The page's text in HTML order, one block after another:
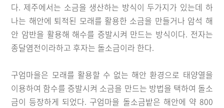
다. 제주에서는 소금을 생산하는 방식이 두가지가 있는데 하
나는 해안에 퇴적된 모래를 활용한 소금을 만들거나 암석 해
안 암반을 활용해 해수를 증발시켜 만드는 방식이다. 전자는
종달염전이라하고 후자는 돌소금이라 한다.
구엄마을은 모래를 활용할 수 없는 해안 환경으로 태양열을
이용하여 함수를 증발시켜 소금을 만드는 방법을 택하여 돌소
금이 등장하게 되었다. 구엄마을 돌소금밭은 해안에 약 800